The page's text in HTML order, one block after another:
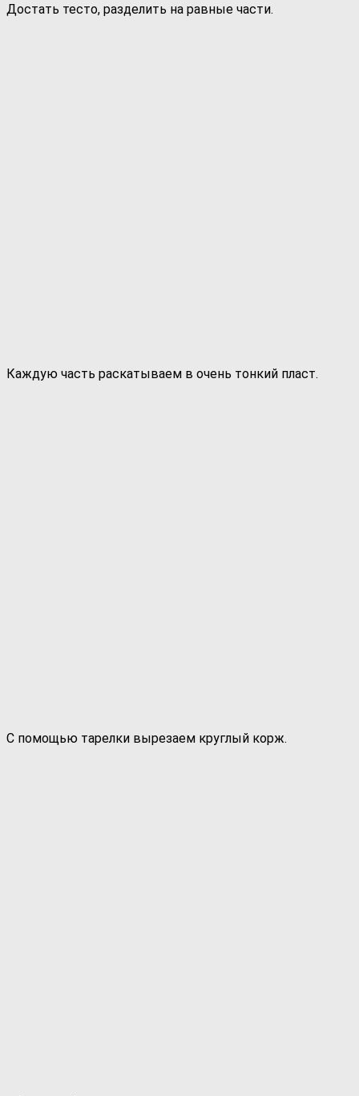
Достать тесто, разделить на равные части.
Каждую часть раскатываем в очень тонкий пласт.
С помощью тарелки вырезаем круглый корж.